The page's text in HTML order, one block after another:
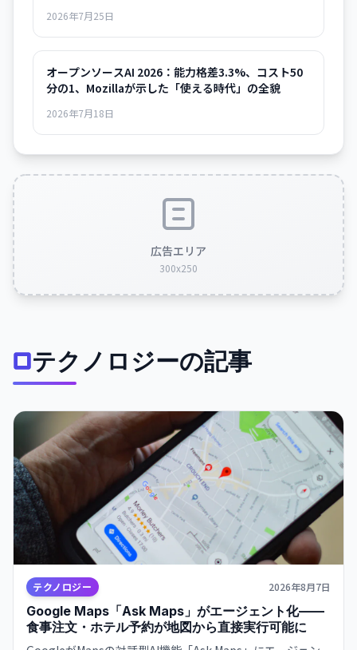
2026年7月25日
オープンソースAI 2026：能力格差3.3%、コスト50
分の1、Mozillaが示した「使える時代」の全貌
2026年7月18日
広告エリア
300x250
テクノロジーの記事
テクノロジー 2026年8月7日
Google Maps「Ask Maps」がエージェント化——
食事注文・ホテル予約が地図から直接実行可能に